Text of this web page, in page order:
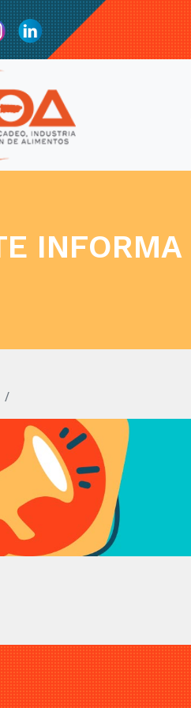
INFORMA